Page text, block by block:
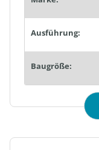
Ausführung:
Baugröße: